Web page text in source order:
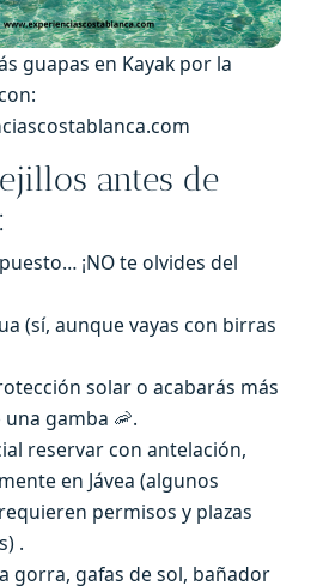
guapas en Kayak por la
antes de
¡NO te olvides del
(sí, aunque vayas con birras
solar o acabarás más
gamba 🦐.
reservar con antelación,
en Jávea (algunos
permisos y plazas
.
gorra, gafas de sol, bañador